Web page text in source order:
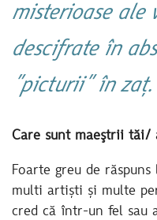
misterioase ale
descifrate în
”picturii” în
Care sunt maeştrii
Foarte greu de
multi artiști și multe
cred că într-un fel sau